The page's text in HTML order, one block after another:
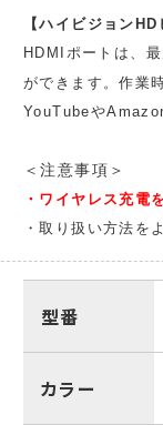
【ハイビジョンHD
HDMIポートは、
ができます。作業
YouTubeや
＜注意事項＞
・ワイヤレス充電
・取り扱い方法を
型番
カラー